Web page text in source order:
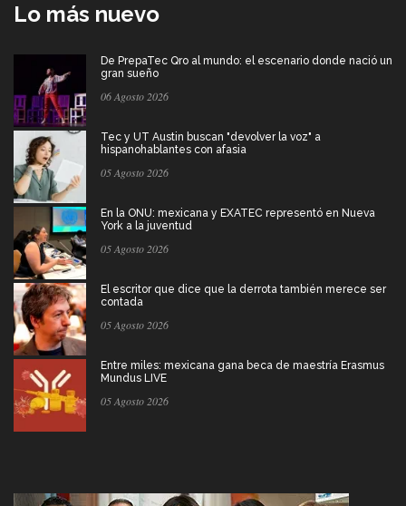
Lo más nuevo
De PrepaTec Qro al mundo: el escenario donde nació un
gran sueño
06 Agosto 2026
Tec y UT Austin buscan "devolver la voz" a
hispanohablantes con afasia
05 Agosto 2026
En la ONU: mexicana y EXATEC representó en Nueva
York a la juventud
05 Agosto 2026
El escritor que dice que la derrota también merece ser
contada
05 Agosto 2026
Entre miles: mexicana gana beca de maestría Erasmus
Mundus LIVE
05 Agosto 2026